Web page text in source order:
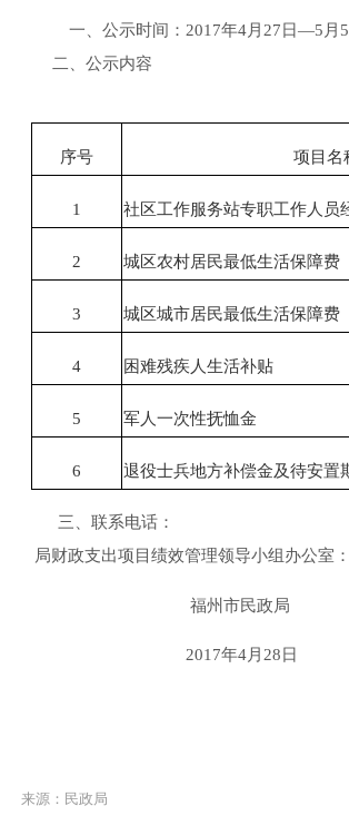
一、 公示时间： 201 7年4月 27日—5月5
二、公示内容
序号 项目名
1 社区工作服务站专职工作人员
2 城区农村居民最低生活保障费
3 城区城市居民最低生活保障费
4 困难残疾人生活补贴
5 军人一次性抚恤金
6 退役士兵地方补偿金及待安置
三、联系电话：
局财政支出项目绩效管理领导小组办公室 ：
福州市民政局
2017年4月28日
来源：民政局